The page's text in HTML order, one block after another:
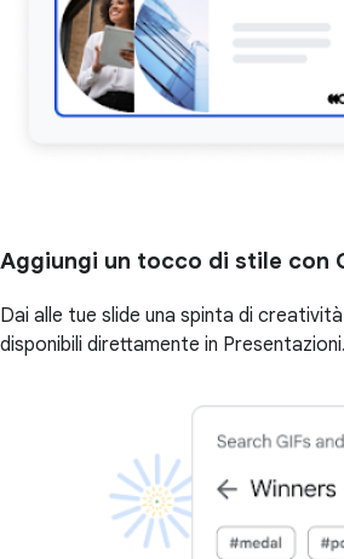
Aggiungi un tocco di stile con
Dai alle tue slide una spinta di
disponibili direttamente in Presentazioni.